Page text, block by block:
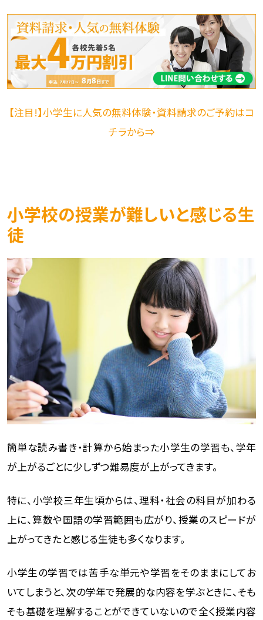
【注目!】小学生に人気の無料体験・資料請求のご予約はコ
チラから⇒
小学校の授業が難しいと感じる生
徒
簡単な読み書き・計算から始まった小学生の学習も、学年
が上がるごとに少しずつ難易度が上がってきます。
特に、小学校三年生頃からは、理科・社会の科目が加わる
上に、算数や国語の学習範囲も広がり、授業のスピードが
上がってきたと感じる生徒も多くなります。
小学生の学習では苦手な単元や学習をそのままにしてお
いてしまうと、次の学年で発展的な内容を学ぶときに、そも
そも基礎を理解することができていないので全く授業内容